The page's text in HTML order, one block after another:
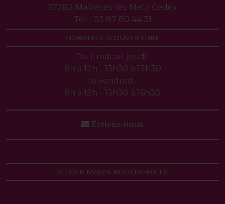
57282 Maizières-lès-Metz Cedex
Tél. : 03 87 80 44 31
HORAIRES D'OUVERTURE
Du lundi au jeudi :
8h à 12h - 13h30 à 17h30
Le vendredi :
8h à 12h - 13h30 à 16h30
Écrivez-nous
SITUER MAIZIÈRES-LES-METZ